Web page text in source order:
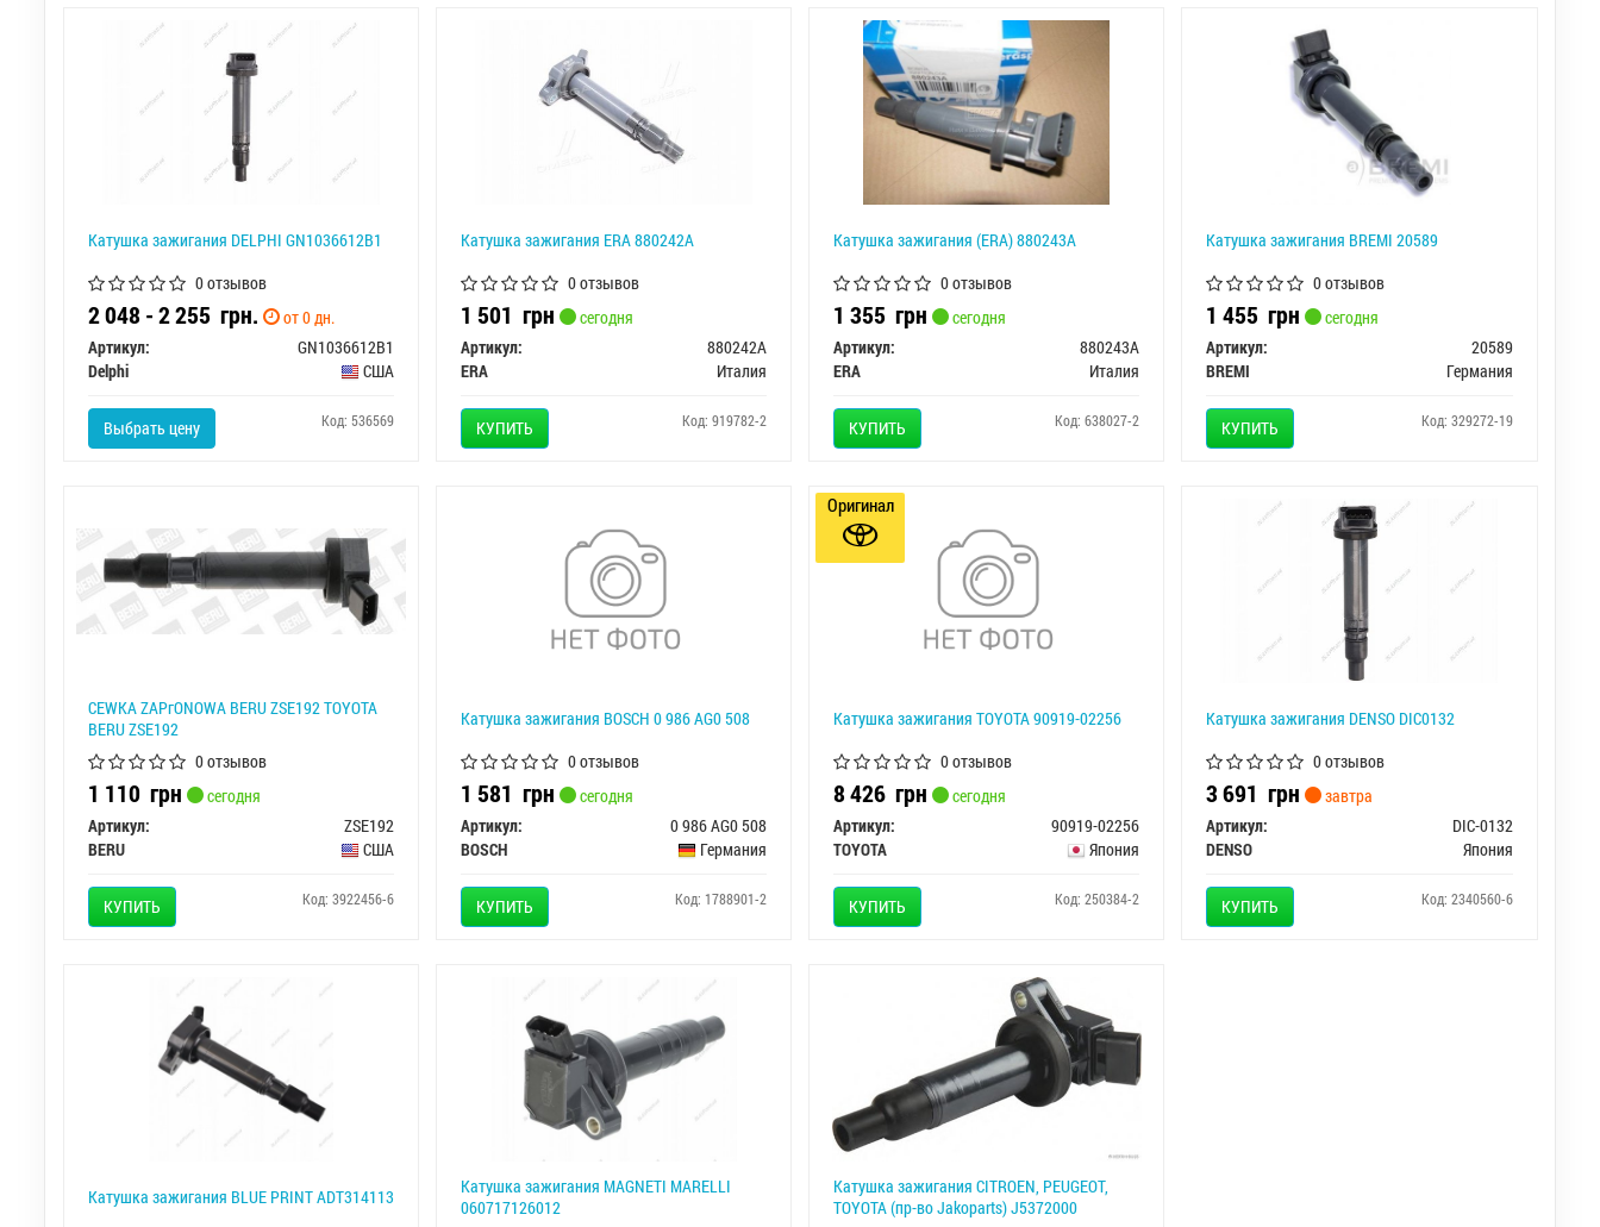
Катушка зажигания DELPHI GN1036612B1
0 отзывов
2 048 - 2 255 грн.
от 0 дн.
Артикул:
GN1036612B1
Delphi
США
Выбрать цену Код: 536569
Катушка зажигания ERA 880242A
0 отзывов
1 501 грн
сегодня
Артикул:
880242A
ERA
Италия
КУПИТЬ Код: 919782-2
Катушка зажигания (ERA) 880243A
0 отзывов
1 355 грн
сегодня
Артикул:
880243A
ERA
Италия
КУПИТЬ Код: 638027-2
Катушка зажигания BREMI 20589
0 отзывов
1 455грн
сегодня
Артикул:
20589
BREMI
Германия
КУПИТЬ Код: 329272-19
CEWKA ZAPгONOWA BERU ZSE192 TOYOTA
BERU ZSE192
0 отзывов
1 110 грн
сегодня
Артикул:
ZSE192
BERU
США
КУПИТЬ Код: 3922456-6
Катушка зажигания BOSCH 0 986 AG0 508
0 отзывов
1 581 грн
сегодня
Артикул:
0 986 AG0 508
BOSCH
Германия
КУПИТЬ Код: 1788901-2
Катушка зажигания TOYOTA 90919-02256
0 отзывов
8 426 грн
сегодня
Артикул:
90919-02256
TOYOTA
Япония
КУПИТЬ Код: 250384-2
Оригинал
Катушка зажигания DENSO DIC0132
0 отзывов
3 691грн
завтра
Артикул:
DIC-0132
DENSO
Япония
КУПИТЬ Код: 2340560-6
Катушка зажигания BLUE PRINT ADT314113
Катушка зажигания MAGNETI MARELLI
060717126012
Катушка зажигания CITROEN, PEUGEOT,
TOYOTA (пр-во Jakoparts) J5372000